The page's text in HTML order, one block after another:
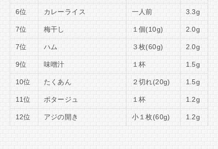
6位 カレーライス 一人前 3.3g
7位 梅干し １個(10g) 2.0g
7位 ハム ３枚(60g) 2.0g
9位 味噌汁 １杯 1.5g
10位 たくあん ２切れ(20g) 1.5g
11位 ポタージュ １杯 1.2g
12位 アジの開き 小１枚(60g) 1.2g